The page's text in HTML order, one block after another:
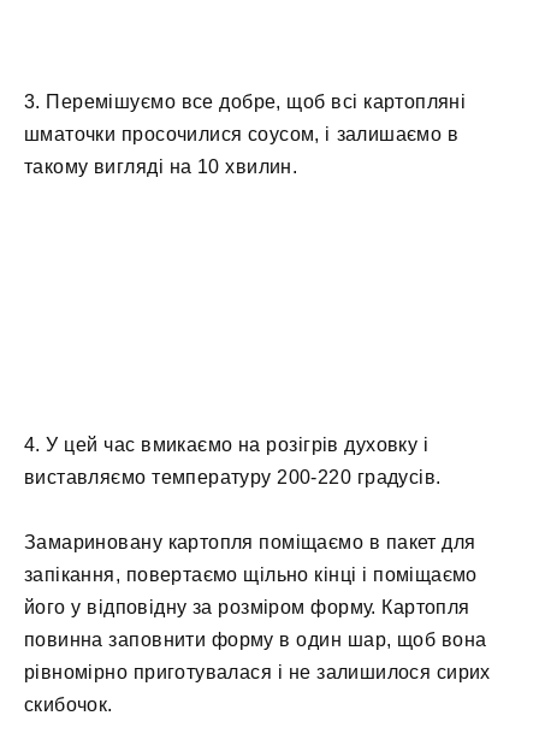
3. Перемішуємо все добре, щоб всі картопляні
шматочки просочилися соусом, і залишаємо в
такому вигляді на 10 хвилин.
4. У цей час вмикаємо на розігрів духовку і
виставляємо температуру 200-220 градусів.
Замариновану картопля поміщаємо в пакет для
запікання, повертаємо щільно кінці і поміщаємо
його у відповідну за розміром форму. Картопля
повинна заповнити форму в один шар, щоб вона
рівномірно приготувалася і не залишилося сирих
скибочок.